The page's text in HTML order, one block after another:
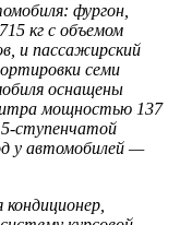
фургон,
кг с объемом
и пассажирский
семи
оснащены
мощностью 137
ступенчатой
у автомобилей —